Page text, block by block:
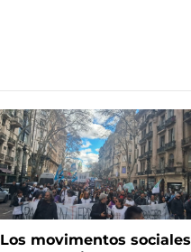
Los movimentos sociales